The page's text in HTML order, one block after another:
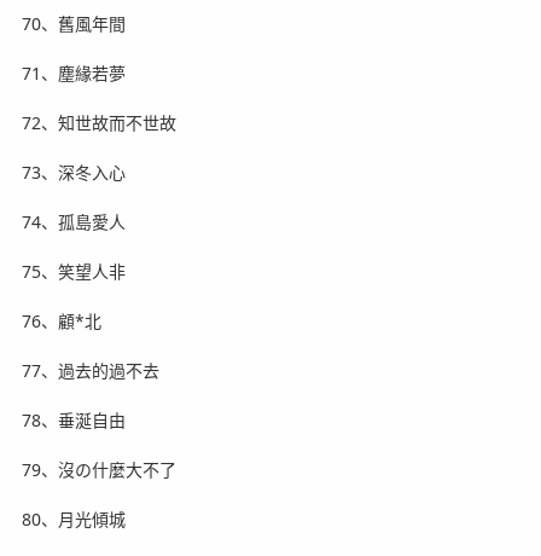
70、舊風年間
71、塵緣若夢
72、知世故而不世故
73、深冬入心
74、孤島愛人
75、笑望人非
76、顧*北
77、過去的過不去
78、垂涎自由
79、沒の什麼大不了
80、月光傾城